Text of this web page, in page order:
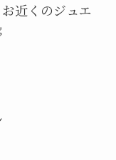
近くのジュエ